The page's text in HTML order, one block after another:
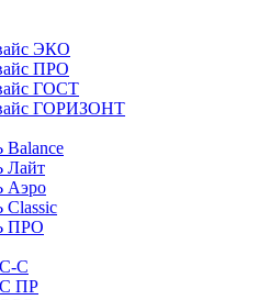
ЭКО
ПРО
ГОСТ
ГОРИЗОНТ
Лайт
Аэро
ПРО
С
ПР